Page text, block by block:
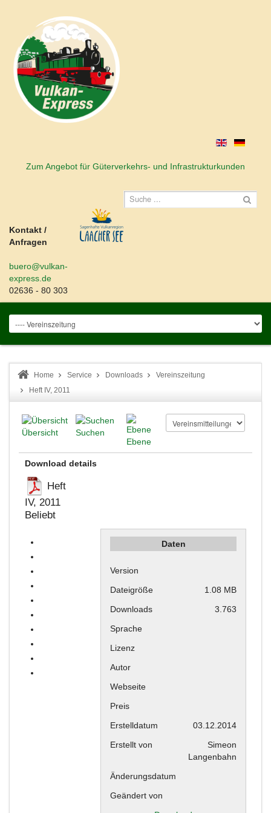
Zum Angebot für Güterverkehrs- und Infrastrukturkunden
Kontakt /
Anfragen
buero@vulkan-
express.de
02636 - 80 303
Home Service Downloads
Vereinszeitung
Heft IV, 2011
Übersicht
Suchen
Ebene
Download details
Heft
IV, 2011
Beliebt
Daten
Version
Dateigröße
1.08 MB
Downloads
3.763
Sprache
Lizenz
Autor
Webseite
Preis
Erstelldatum
03.12.2014
Erstellt von
Simeon
Langenbahn
Änderungsdatum
Geändert von